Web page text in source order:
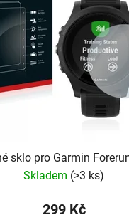
sklo pro Garmin
Skladem (>3 ks)
299 Kč